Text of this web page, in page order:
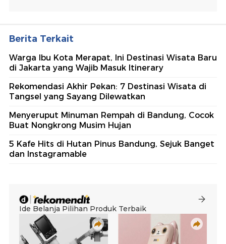
Berita Terkait
Warga Ibu Kota Merapat, Ini Destinasi Wisata Baru
di Jakarta yang Wajib Masuk Itinerary
Rekomendasi Akhir Pekan: 7 Destinasi Wisata di
Tangsel yang Sayang Dilewatkan
Menyeruput Minuman Rempah di Bandung, Cocok
Buat Nongkrong Musim Hujan
5 Kafe Hits di Hutan Pinus Bandung, Sejuk Banget
dan Instagramable